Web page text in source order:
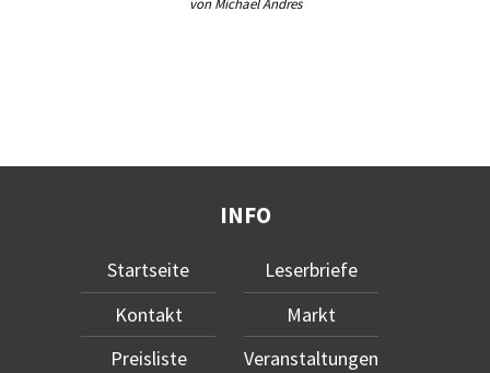
von Michael Andres
INFO
Startseite
Kontakt
Preisliste
Leserbriefe
Markt
Veranstaltungen